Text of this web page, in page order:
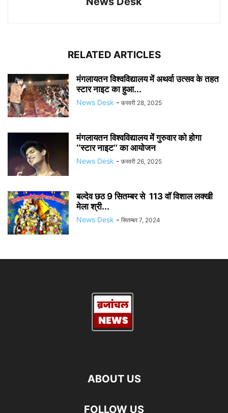
RELATED ARTICLES
मंगलायतन विश्वविद्यालय में अथर्वा उत्सव के तहत
स्टार नाइट का हुआ...
News Desk - फ़रवरी 28, 2025
मंगलायतन विश्वविद्यालय में गुरुवार को होगा
‘‘स्टार नाइट’’ का आयोजन
News Desk - फ़रवरी 26, 2025
बल्देव छठ 9 सितम्बर से 113 वॉ विशाल लक्खी
मेला श्री...
News Desk - सितम्बर 7, 2024
ABOUT US
FOLLOW US